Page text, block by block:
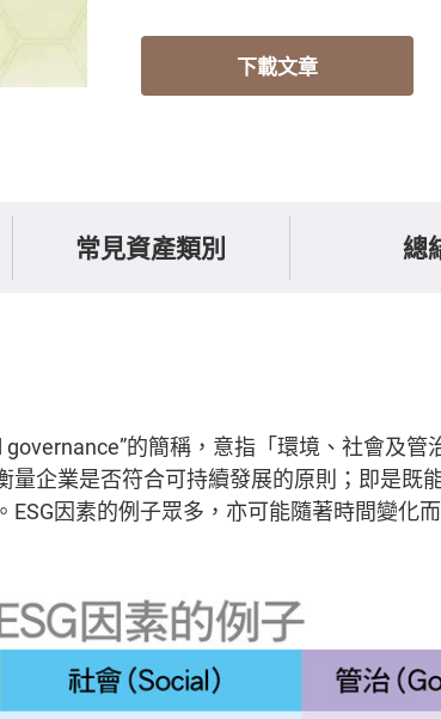
下載文章
常見資產類別 總
governance”的簡稱，意指「環境、社會及管
量企業是否符合可持續發展的原則；即是既
ESG因素的例子眾多，亦可能隨著時間變化